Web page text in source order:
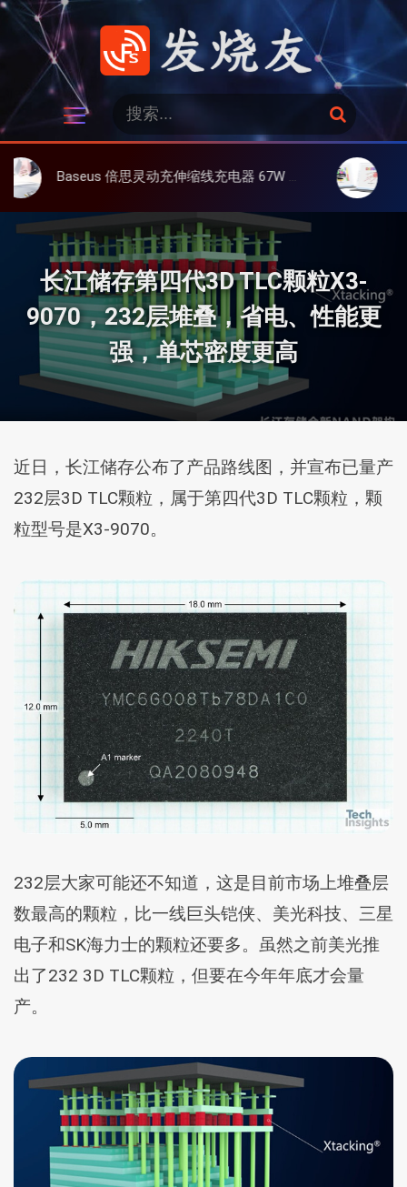
跳
发烧友
：
搜
索
Baseus 倍思灵动充伸缩线充电器 67W 3C，超耐用可伸缩线、氮化镓、3C多设备同时充 大上 Paperlike
长江储存第四代3D TLC颗粒X3-
9070，232层堆叠，省电、性能更
强，单芯密度更高
近日，长江储存公布了产品路线图，并宣布已量产
232层3D TLC颗粒，属于第四代3D TLC颗粒，颗
粒型号是X3-9070。
232层大家可能还不知道，这是目前市场上堆叠层
数最高的颗粒，比一线巨头铠侠、美光科技、三星
电子和SK海力士的颗粒还要多。虽然之前美光推
出了232 3D TLC颗粒，但要在今年年底才会量
产。